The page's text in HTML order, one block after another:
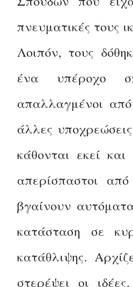
πνευματικές τους
Λοιπόν, τους
ένα υπέροχο
απαλλαγμένοι από
άλλες
κάθονται εκεί
απερίσπαστοι
βγαίνουν
κατάσταση σε
κατάθλιψης.
στερέψει οι